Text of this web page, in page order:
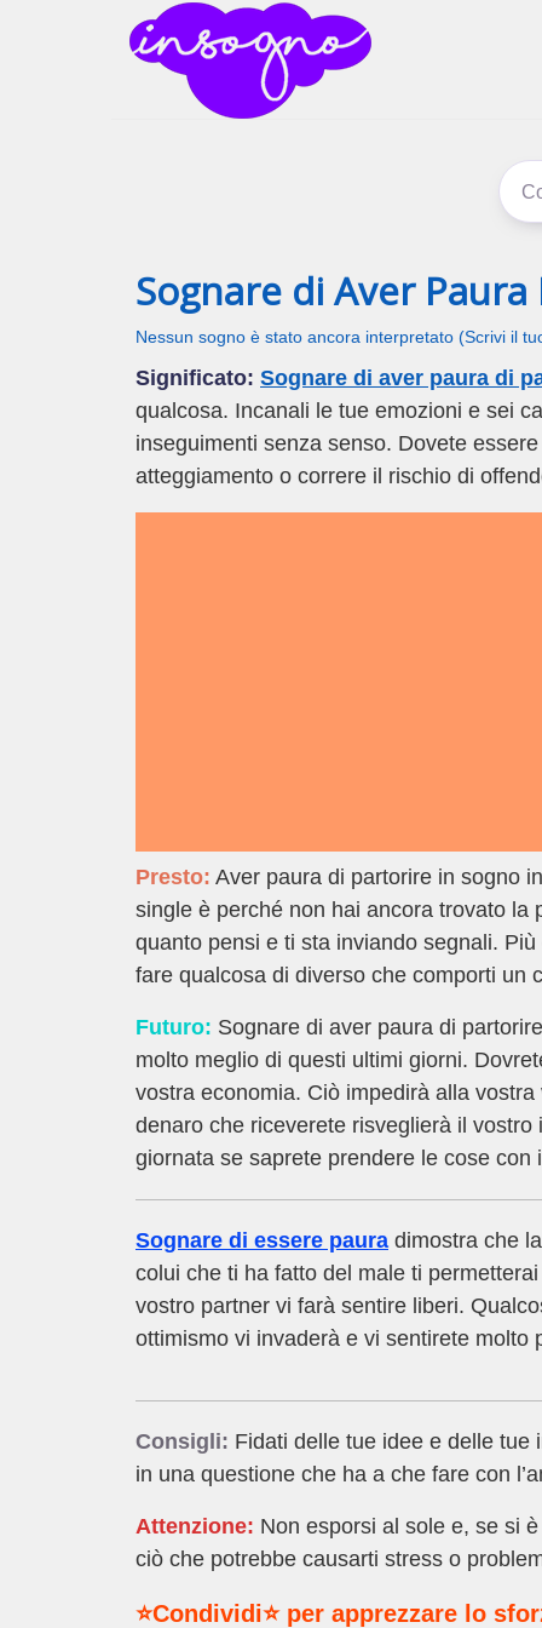
Sognare di Aver
Nessun sogno è stato ancora interpretato (Scrivi il
Significato: Sognare di aver paura di
qualcosa. Incanali le tue emozioni e sei
inseguimenti senza senso. Dovete
atteggiamento o correre il rischio di
Presto: Aver paura di partorire in sogno
single è perché non hai ancora trovato la
quanto pensi e ti sta inviando segnali.
fare qualcosa di diverso che comporti un
Futuro: Sognare di aver paura di
molto meglio di questi ultimi giorni.
vostra economia. Ciò impedirà alla
denaro che riceverete risveglierà il
giornata se saprete prendere le cose con
Sognare di essere paura dimostra che
colui che ti ha fatto del male ti
vostro partner vi farà sentire liberi.
ottimismo vi invaderà e vi sentirete molto
Consigli: Fidati delle tue idee e delle tue
in una questione che ha a che fare con
Attenzione: Non esporsi al sole e, se si
ciò che potrebbe causarti stress o
⭐Condividi⭐ per apprezzare lo